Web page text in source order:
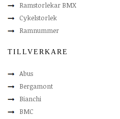
Ramstorlekar BMX
Cykelstorlek
Ramnummer
TILLVERKARE
Abus
Bergamont
Bianchi
BMC